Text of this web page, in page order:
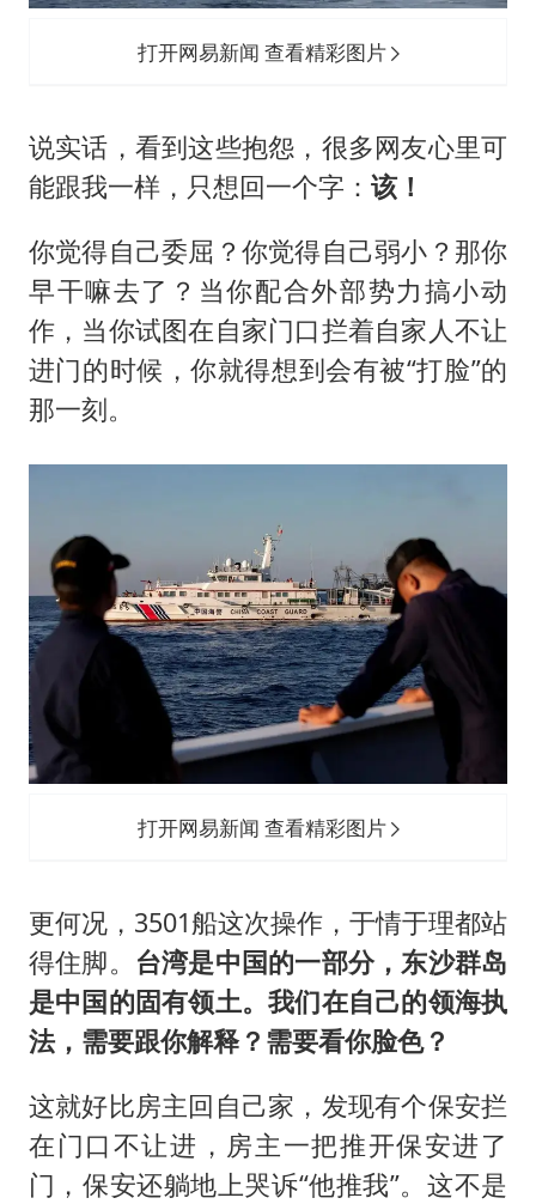
打开网易新闻 查看精彩图片
说实话，看到这些抱怨，很多网友心里可
能跟我一样，只想回一个字： 该！
你觉得自己委屈？你觉得自己弱小？那你
早干嘛去了？当你配合外部势力搞小动
作，当你试图在自家门口拦着自家人不让
进门的时候，你就得想到会有被“打脸”的
那一刻。
打开网易新闻 查看精彩图片
更何况，3501船这次操作，于情于理都站
得住脚。 台湾是中国的一部分，东沙群岛
是中国的固有领土。我们在自己的领海执
法，需要跟你解释？需要看你脸色？
这就好比房主回自己家，发现有个保安拦
在门口不让进，房主一把推开保安进了
门，保安还躺地上哭诉“他推我”。这不是